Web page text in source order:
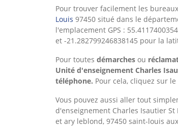
Pour trouver facilement les
Louis 97450 situé dans le
l'emplacement GPS :
et -21.282799246838145 pour la
Pour toutes démarches ou
Unité d'enseignement Charles
téléphone. Pour cela, cliquez sur
Vous pouvez aussi aller tout
d'enseignement Charles Isautier
et ary leblond, 97450 saint-louis